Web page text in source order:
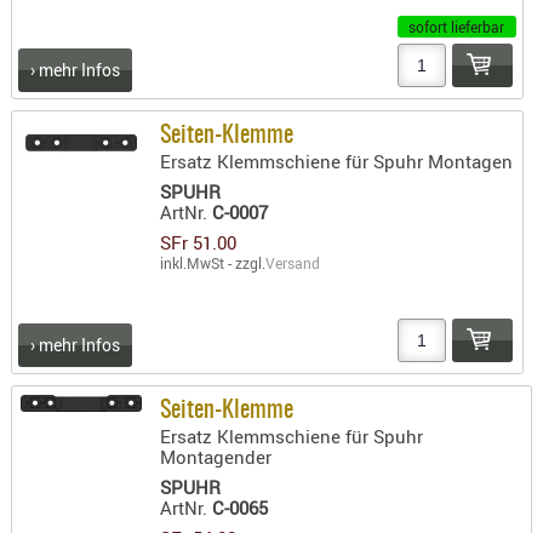
sofort lieferbar
› mehr Infos
Seiten-Klemme
Ersatz Klemmschiene für Spuhr Montagen
SPUHR
ArtNr.C-0007
SFr 51.00
inkl.MwSt - zzgl.Versand
› mehr Infos
Seiten-Klemme
Ersatz Klemmschiene für Spuhr
Montagender
SPUHR
ArtNr.C-0065